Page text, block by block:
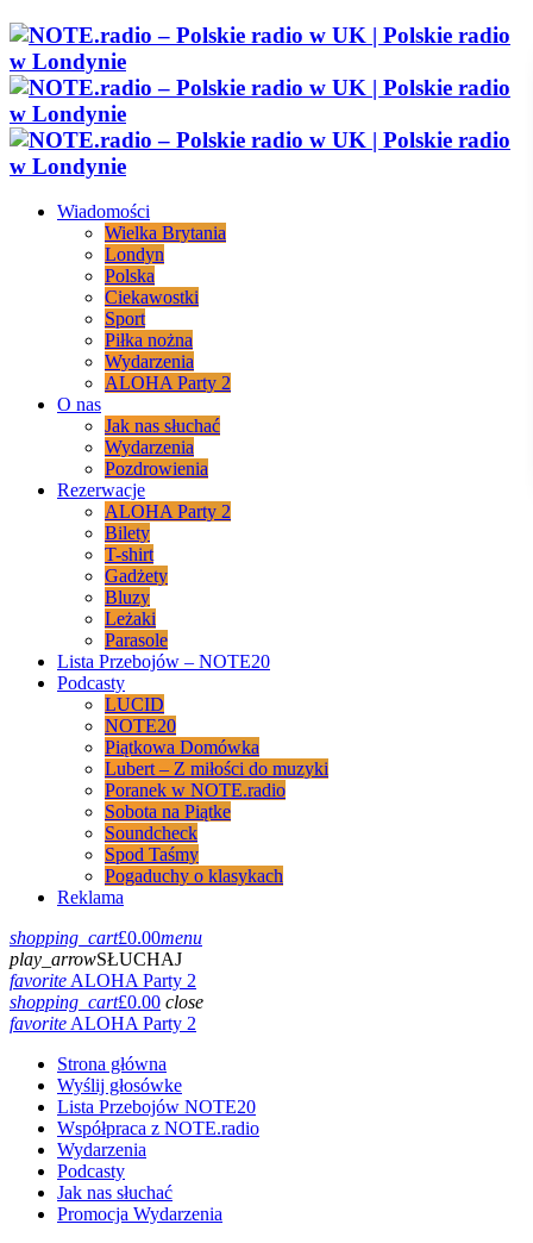
Wiadomości
Wielka Brytania
Londyn
Polska
Ciekawostki
Sport
Piłka nożna
Wydarzenia
ALOHA Party 2
O nas
Jak nas słuchać
Wydarzenia
Pozdrowienia
Rezerwacje
ALOHA Party 2
Bilety
T-shirt
Gadżety
Bluzy
Leżaki
Parasole
Lista Przebojów – NOTE20
Podcasty
LUCID
NOTE20
Piątkowa Domówka
Lubert – Z miłości do muzyki
Poranek w NOTE.radio
Sobota na Piątke
Soundcheck
Spod Taśmy
Pogaduchy o klasykach
Reklama
shopping_cart£0.00menu
play_arrowSŁUCHAJ
favoriteALOHA Party 2
shopping_cart£0.00 close
favoriteALOHA Party 2
Strona główna
Wyślij głosówke
Lista Przebojów NOTE20
Współpraca z NOTE.radio
Wydarzenia
Podcasty
Jak nas słuchać
Promocja Wydarzenia